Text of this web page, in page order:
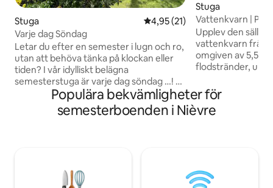
Stuga 4,95 av 5 i genomsnittligt
4,95 (21)
Varje dag Söndag
Letar du efter en semester i lugn och ro,
utan att behöva tänka på klockan eller
tiden? I vår idylliskt belägna
semesterstuga är varje dag söndag …! En
semester på den västra sidan av Morvan,
i regionen kring Vézelay, Clamecy och
Canal du Nivernais, erbjuder en unik
vistelse i Dijon, Paris eller Lyon, så ser vi
till att övergången till landsbygden blir
Stuga
Vattenkvarn |
Burgund
Upplev den
vattenkvarn från
omgiven av 5,5
flodstränder,
utformad för dem
ro, där det mjuka
ersätter världens
ultimata
Populära bekvämligheter för
semesterboenden i Nièvre